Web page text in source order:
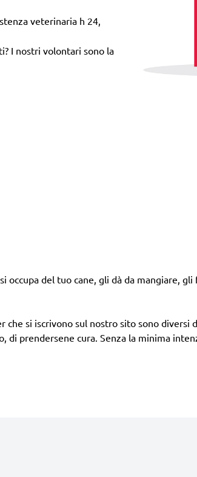
veterinaria h 24,
I nostri volontari sono la
del tuo cane, gli dà da mangiare,
si iscrivono sul nostro sito sono diversi
di prendersene cura. Senza la minima